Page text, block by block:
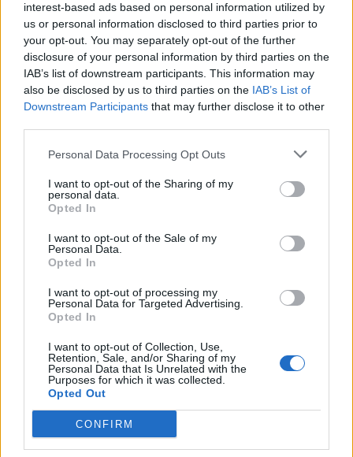
interest-based ads based on personal information utilized by
us or personal information disclosed to third parties prior to
your opt-out. You may separately opt-out of the further
disclosure of your personal information by third parties on the
IAB’s list of downstream participants. This information may
also be disclosed by us to third parties on the IAB’s List of
Downstream Participants that may further disclose it to other
Personal Data Processing Opt Outs
I want to opt-out of the Sharing of my
personal data.
Opted In
I want to opt-out of the Sale of my
Personal Data.
Opted In
I want to opt-out of processing my
Personal Data for Targeted Advertising.
Opted In
I want to opt-out of Collection, Use,
Retention, Sale, and/or Sharing of my
Personal Data that Is Unrelated with the
Purposes for which it was collected.
Opted Out
CONFIRM
ΣΤΗΝ ΙΔΙΑ ΚΑΤΗΓΟΡΙΑ
ΚΟΣΜΟΣ
Οριακή κάμψη του πληθωρισμού
στην Τουρκία
Τουρκικής λίρας έναντι του Ευρώ
Δεύτερη εμπλοκή κάβου στο
«Νήσος Ρόδος» μέσα σε δύο
μήνες
Μυτιλήνης στις 3 Ιουνίου, ανάλογο
συμβάν καταγράφηκε κατά την
πρόσδεση του πλοίου στο λιμάνι
του Ηρακλείου
ΕΡΓΑΣΙΑ
Πώς αμείβεται η εργασία τον
Δεκαπενταύγουστο
Τι ισχύει για μισθούς και
ημερομίσθια, την προσαύξηση 75%
και την απασχόληση κατά την έκτη
ημέρα, σύμφωνα με την ενημέρωση